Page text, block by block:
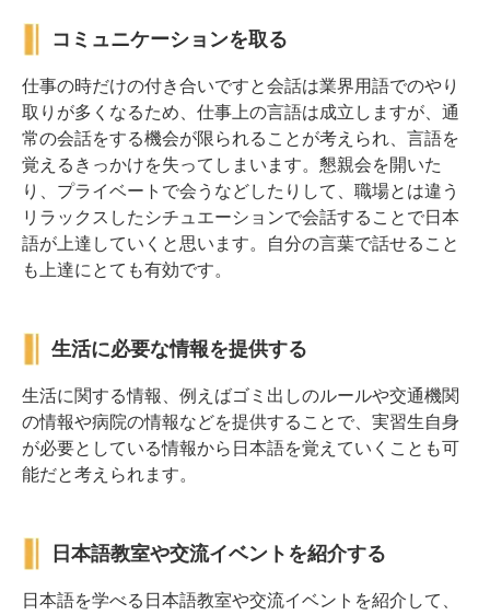
コミュニケーションを取る
仕事の時だけの付き合いですと会話は業界用語でのやり
取りが多くなるため、仕事上の言語は成立しますが、通
常の会話をする機会が限られることが考えられ、言語を
覚えるきっかけを失ってしまいます。懇親会を開いた
り、プライベートで会うなどしたりして、職場とは違う
リラックスしたシチュエーションで会話することで日本
語が上達していくと思います。自分の言葉で話せること
も上達にとても有効です。
生活に必要な情報を提供する
生活に関する情報、例えばゴミ出しのルールや交通機関
の情報や病院の情報などを提供することで、実習生自身
が必要としている情報から日本語を覚えていくことも可
能だと考えられます。
日本語教室や交流イベントを紹介する
日本語を学べる日本語教室や交流イベントを紹介して、